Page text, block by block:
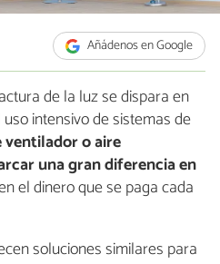
Añádenos en Google
de la luz se dispara en
intensivo de sistemas de
o aire
una gran diferencia en
el dinero que se paga cada
soluciones similares para